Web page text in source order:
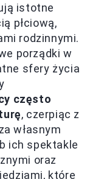
istotne
płciową,
rodzinnymi.
porządki w
sfery życia
często
, czerpiąc z
własnym
ich spektakle
oraz
które